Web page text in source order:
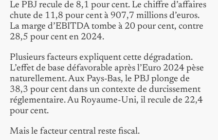
Le PBJ recule de 8,1 pour cent. Le chiffre d’affaires
chute de 11,8 pour cent à 907,7 millions d’euros.
La marge d’EBITDA tombe à 20 pour cent, contre
28,5 pour cent en 2024.
Plusieurs facteurs expliquent cette dégradation.
L’effet de base défavorable après l’Euro 2024 pèse
naturellement. Aux Pays-Bas, le PBJ plonge de
38,3 pour cent dans un contexte de durcissement
réglementaire. Au Royaume-Uni, il recule de 22,4
pour cent.
Mais le facteur central reste fiscal.